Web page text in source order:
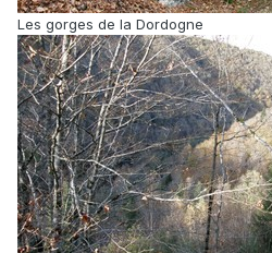
Les gorges de la Dordogne